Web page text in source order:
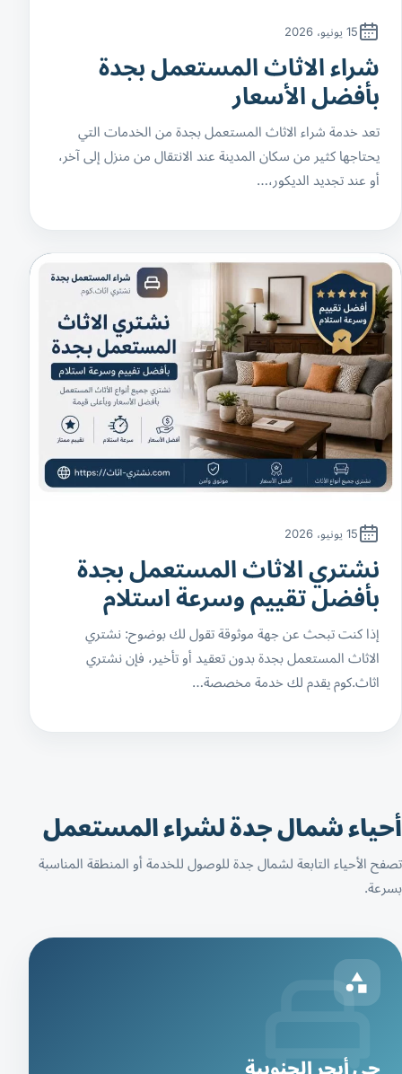
15 يونيو، 2026
شراء الاثاث المستعمل بجدة
بأفضل الأسعار
تعد خدمة شراء الاثاث المستعمل بجدة من الخدمات التي
يحتاجها كثير من سكان المدينة عند الانتقال من منزل إلى آخر،
أو عند تجديد الديكور،…
15 يونيو، 2026
نشتري الاثاث المستعمل بجدة
بأفضل تقييم وسرعة استلام
إذا كنت تبحث عن جهة موثوقة تقول لك بوضوح: نشتري
الاثاث المستعمل بجدة بدون تعقيد أو تأخير، فإن نشتري
اثاث.كوم يقدم لك خدمة مخصصة…
أحياء شمال جدة لشراء المستعمل
تصفح الأحياء التابعة لشمال جدة للوصول للخدمة أو المنطقة المناسبة
بسرعة.
حي أبحر الجنوبية